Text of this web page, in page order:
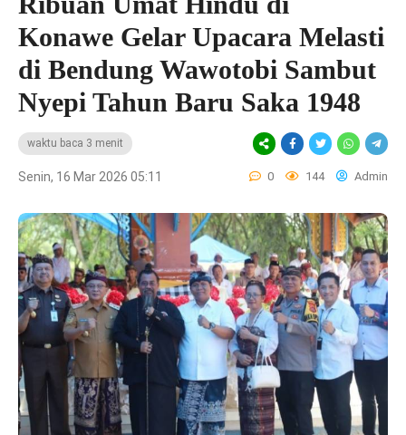
Konawe Gelar Upacara Melasti
di Bendung Wawotobi Sambut
Nyepi Tahun Baru Saka 1948
waktu baca 3 menit
Senin, 16 Mar 2026 05:11 0 144 Admin